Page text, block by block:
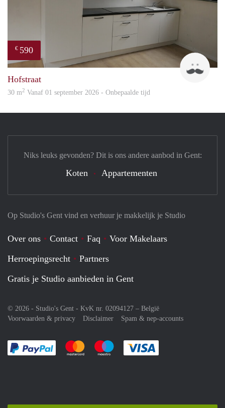
€ 590
Hofstraat
30 m2 Vanaf 01 september 2026 - Onbepaalde tijd
Op Studio's Gent vind en verhuur je makkelijk je Studio
Over ons Contact Faq
Voor Makelaars
Herroepingsrecht
Partners
Gratis je Studio aanbieden in Gent
© 2026 - Studio's Gent - KvK nr. 02094127 – België
Voorwaarden & privacy
Disclaimer Spam & nep-accounts
Je rekent gemakkelijk af met Paypal
Je rekent gemakkelijk af met Mastercard
Je rekent gemakkelijk af met Meastro
Niks leuks gevonden? Dit is ons andere aanbod in Gent:
Koten Appartementen